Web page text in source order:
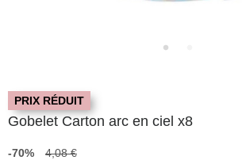
PRIX RÉDUIT
Gobelet Carton arc en ciel x8
-70% 4,08 €